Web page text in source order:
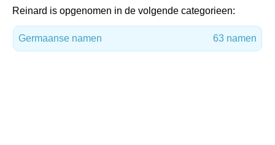
Reinard is opgenomen in de volgende categorieen:
Germaanse namen 63 namen